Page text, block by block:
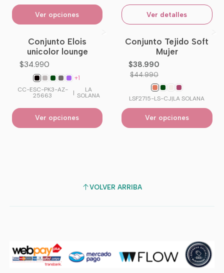
Ver opciones Ver detalles
Conjunto Elois
unicolor lounge
$34.990
+1
CC-ESC-PK3-AZ-
25663 | LA
SOLANA
Ver opciones
-13%OFF
Conjunto Tejido Soft
Mujer
$38.990
$44.990
LSF2715-LS-CJ|LA SOLANA
Ver opciones
VOLVER ARRIBA